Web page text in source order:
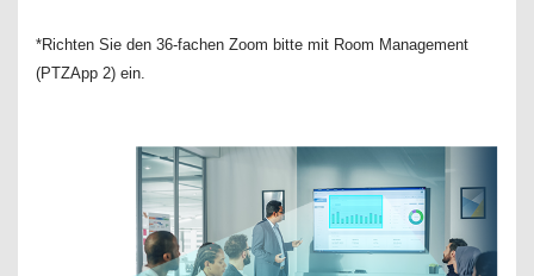
*Richten Sie den 36-fachen Zoom bitte mit Room Management
(PTZApp 2) ein.